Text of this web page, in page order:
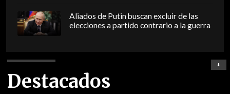
Aliados de Putin buscan excluir de las
elecciones a partido contrario a la guerra
Destacados
+